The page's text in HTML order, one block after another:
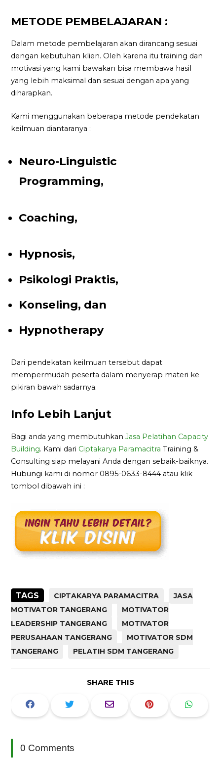
METODE PEMBELAJARAN :
Dalam metode pembelajaran akan dirancang sesuai
dengan kebutuhan klien. Oleh karena itu training dan
motivasi yang kami bawakan bisa membawa hasil
yang lebih maksimal dan sesuai dengan apa yang
diharapkan.
Kami menggunakan beberapa metode pendekatan
keilmuan diantaranya :
Neuro-Linguistic
Programming,
Coaching,
Hypnosis,
Psikologi Praktis,
Konseling, dan
Hypnotherapy
Dari pendekatan keilmuan tersebut dapat
mempermudah peserta dalam menyerap materi ke
pikiran bawah sadarnya.
Info Lebih Lanjut
Bagi anda yang membutuhkanJasa Pelatihan Capacity
Building. Kami dari Ciptakarya Paramacitra Training &
Consulting siap melayani Anda dengan sebaik-baiknya.
Hubungi kami di nomor 0895-0633-8444 atau klik
tombol dibawah ini :
TAGS CIPTAKARYA PARAMACITRA
JASA
MOTIVATOR TANGERANG
MOTIVATOR
LEADERSHIP TANGERANG
MOTIVATOR
PERUSAHAAN TANGERANG
MOTIVATOR SDM
TANGERANG
PELATIH SDM TANGERANG
SHARE THIS
0 Comments